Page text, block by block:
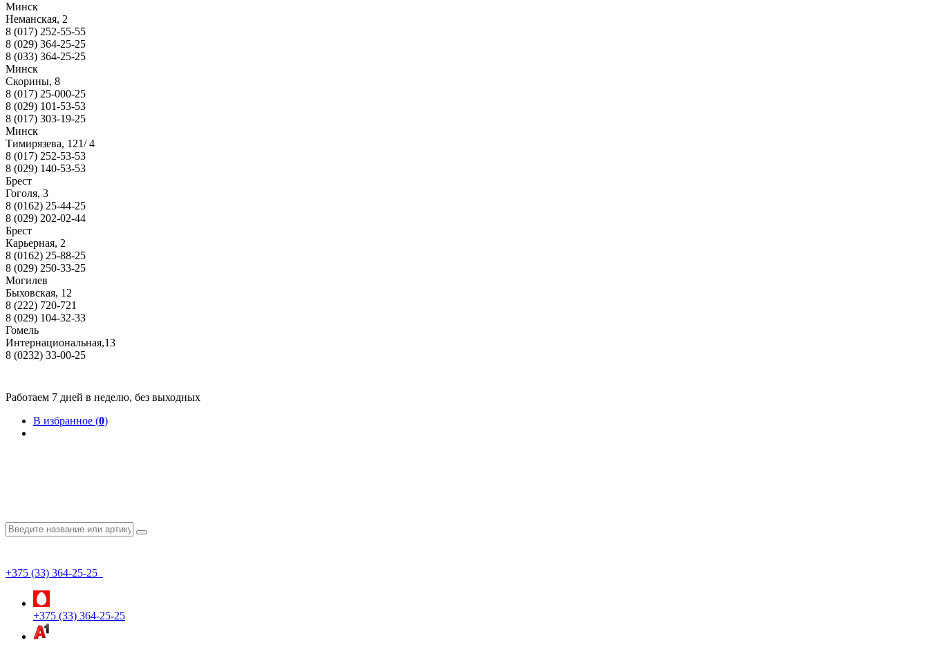
Минск
Неманская, 2
8 (017) 252-55-55
8 (029) 364-25-25
8 (033) 364-25-25
Минск
Скорины, 8
8 (017) 25-000-25
8 (029) 101-53-53
8 (017) 303-19-25
Минск
Тимирязева, 121/ 4
8 (017) 252-53-53
8 (029) 140-53-53
Брест
Гоголя, 3
8 (0162) 25-44-25
8 (029) 202-02-44
Брест
Карьерная, 2
8 (0162) 25-88-25
8 (029) 250-33-25
Могилев
Быховская, 12
8 (222) 720-721
8 (029) 104-32-33
Гомель
Интернациональная,13
8 (0232) 33-00-25
Работаем 7 дней в неделю, без выходных
В избранное (0)
+375 (33) 364-25-25
+375 (33) 364-25-25